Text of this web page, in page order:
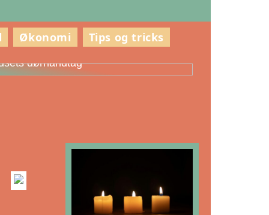
Økonomi Tips og tricks
dørhåndtag